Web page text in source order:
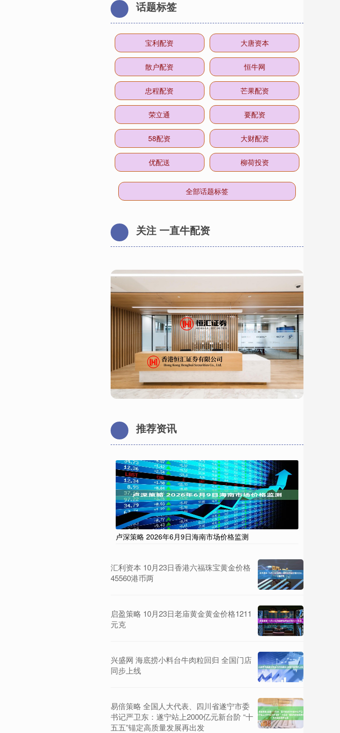
话题标签
宝利配资 大唐资本
散户配资 恒牛网
忠程配资 芒果配资
荣立通 要配资
58配资 大财配资
优配送 柳荷投资
全部话题标签
关注 一直牛配资
推荐资讯
卢深策略 2026年6月9日海南市场价格监测
汇利资本 10月23日香港六福珠宝黄金价格
45560港币两
启盈策略 10月23日老庙黄金黄金价格1211
元克
兴盛网 海底捞小料台牛肉粒回归 全国门店
同步上线
易倍策略 全国人大代表、四川省遂宁市委
书记严卫东：遂宁站上2000亿元新台阶 “十
五五”锚定高质量发展再出发